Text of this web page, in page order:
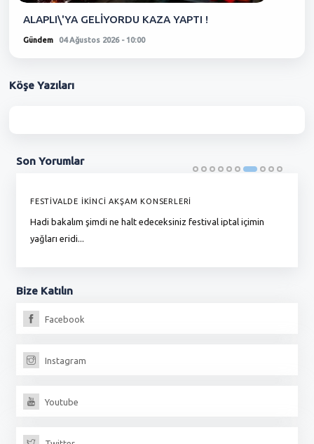
ALAPLI\'YA GELİYORDU KAZA YAPTI !
Gündem 04 Ağustos 2026 - 10:00
Köşe Yazıları
Son Yorumlar
FESTİVALDE İKİNCİ AKŞAM KONSERLERİ
Hadi bakalım şimdi ne halt edeceksiniz festival iptal içimin
yağları eridi...
Bize Katılın
Facebook
Instagram
Youtube